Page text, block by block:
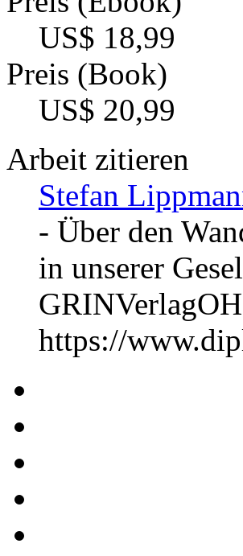
US$ 18,99
Preis (Book)
US$ 20,99
Arbeit zitieren
Stefan
- Über den
in unserer
https://